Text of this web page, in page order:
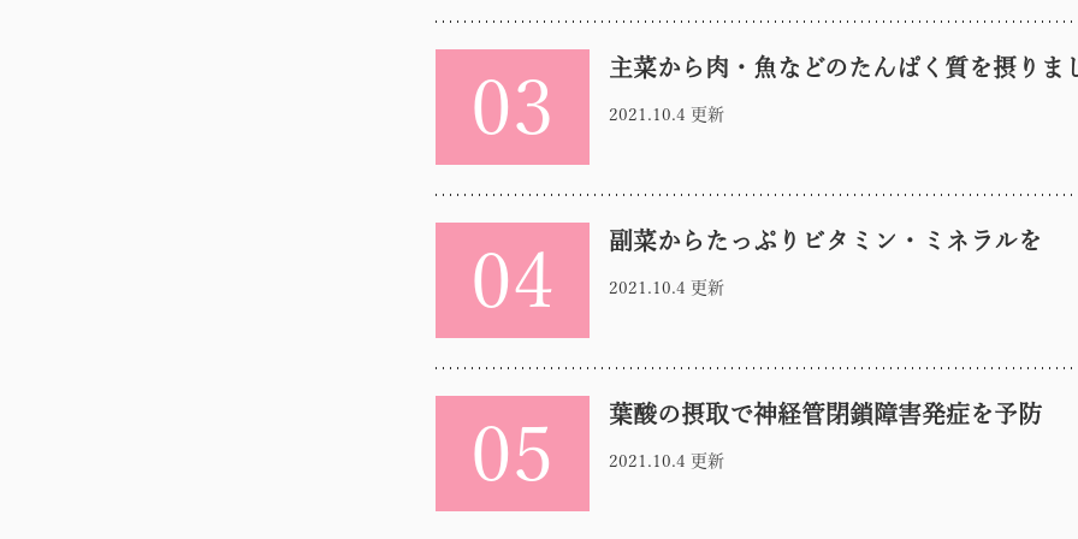
03
主菜から肉・魚などのたんぱく質を摂りま
2021.10.4 更新
04
副菜からたっぷりビタミン・ミネラルを
2021.10.4 更新
05
葉酸の摂取で神経管閉鎖障害発症を予防
2021.10.4 更新